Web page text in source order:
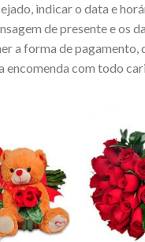
indicar o data e
de presente e os
a forma de pagamento,
encomenda com todo